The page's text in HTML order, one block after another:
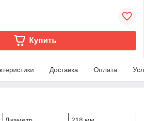
Купить
Доставка Оплата